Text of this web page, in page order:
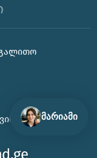
მარიამი
😊